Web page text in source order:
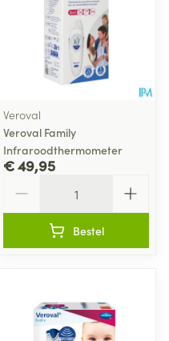
Veroval
Veroval Family
Infraroodthermometer
€ 49,95
Bestel